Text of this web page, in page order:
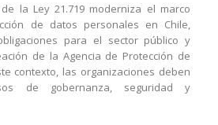
la Ley 21.719 moderniza el marco
de datos personales en Chile,
para el sector público y
de la Agencia de Protección de
contexto, las organizaciones deben
de gobernanza, seguridad y